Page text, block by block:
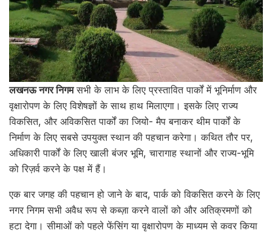
लखनऊ नगर निगमसभी के लाभ के लिए प्रस्तावित पार्कों में भूनिर्माण और
वृक्षारोपण के लिए विशेषज्ञों के साथ हाथ मिलाएगा। इसके लिए राज्य
विकसित, और अविकसित पार्कों का जियो- मैप बनाकर थीम पार्कों के
निर्माण के लिए सबसे उपयुक्त स्थान की पहचान करेगा। कथित तौर पर,
अधिकारी पार्कों के लिए खाली बंजर भूमि, चारागाह स्थानों और राज्य-भूमि
को रिज़र्व करने के पक्ष में हैं।
एक बार जगह की पहचान हो जाने के बाद, पार्क को विकसित करने के लिए
नगर निगम सभी अवैध रूप से कब्ज़ा करने वालों को और अतिक्रमणों को
हटा देगा। सीमाओं को पहले फेंसिंग या वृक्षारोपण के माध्यम से कवर किया